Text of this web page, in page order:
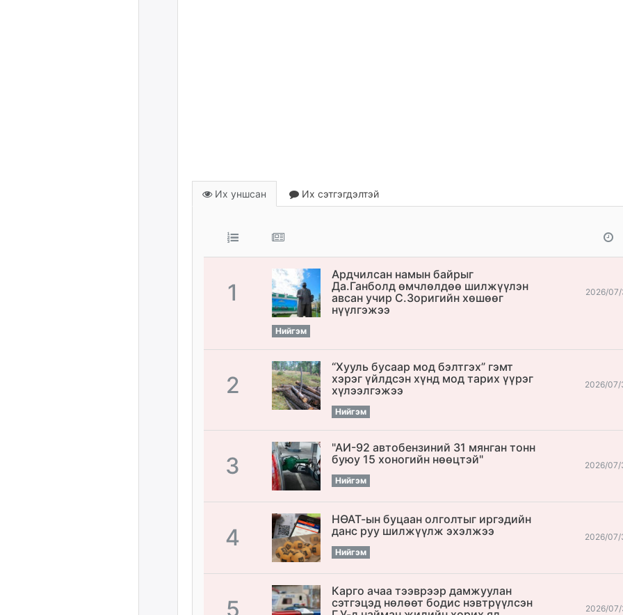
Их уншсан Их сэтгэгдэлтэй
1
Ардчилсан намын байрыг
Да.Ганболд өмчлөлдөө шилжүүлэн
авсан учир С.Зоригийн хөшөөг
нүүлгэжээ
Нийгэм
2026/07/
2
“Хууль бусаар мод бэлтгэх” гэмт
хэрэг үйлдсэн хүнд мод тарих үүрэг
хүлээлгэжээ
Нийгэм
2026/07/
3
"АИ-92 автобензиний 31 мянган тонн
буюу 15 хоногийн нөөцтэй"
Нийгэм
2026/07/
4
НӨАТ-ын буцаан олголтыг иргэдийн
данс руу шилжүүлж эхэлжээ
Нийгэм
2026/07/
5
Карго ачаа тээврээр дамжуулан
сэтгэцэд нөлөөт бодис нэвтрүүлсэн
2026/07/